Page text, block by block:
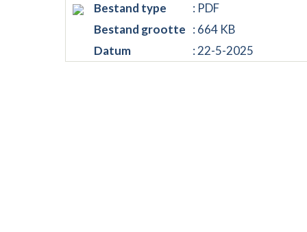
Bestand type
: PDF
Bestand grootte : 664 KB
Datum
: 22-5-2025